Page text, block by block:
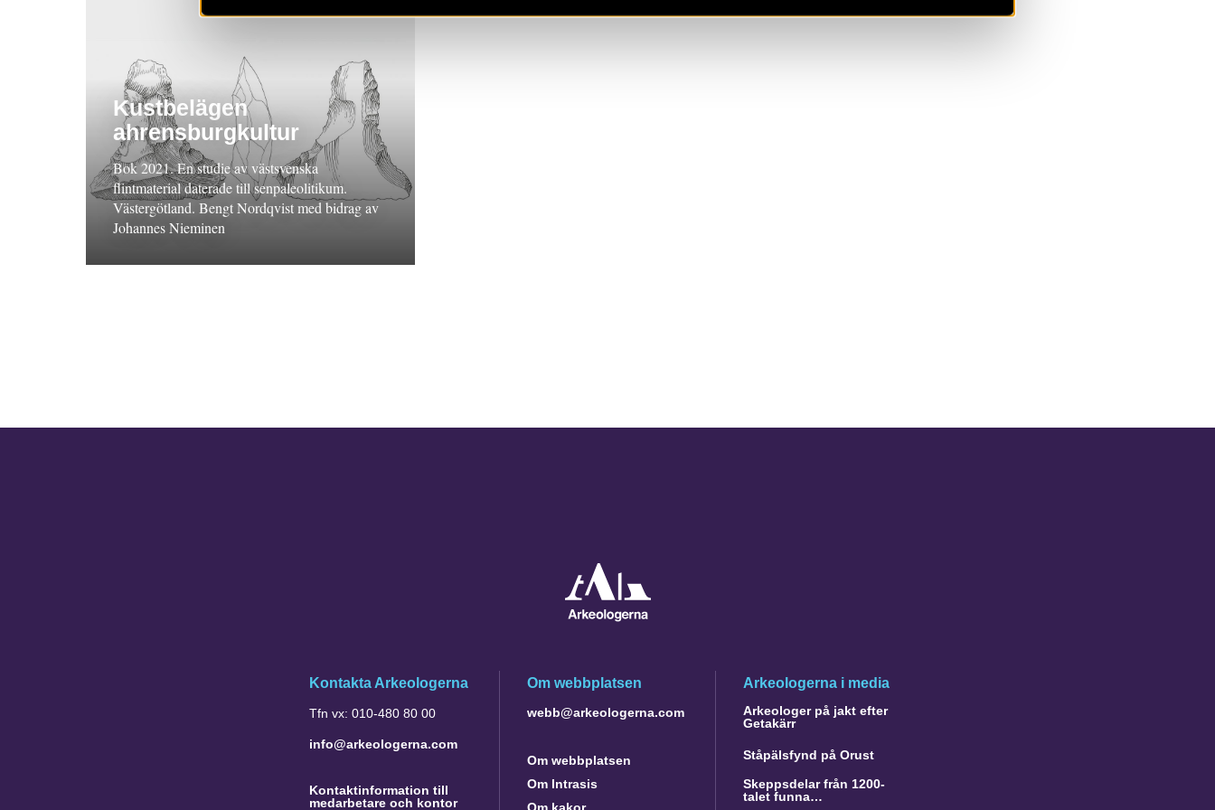
Kustbelägen
ahrensburgkultur
Bok 2021. En studie av västsvenska
flintmaterial daterade till senpaleolitikum.
Västergötland. Bengt Nordqvist med bidrag av
Johannes Nieminen
Kontakta Arkeologerna
Tfn vx: 010-480 80 00
info@arkeologerna.com
Kontaktinformation till
medarbetare och kontor
Om webbplatsen
webb@arkeologerna.com
Om webbplatsen
Om Intrasis
Om kakor
Arkeologerna i media
Arkeologer på jakt efter
Getakärr
Ståpälsfynd på Orust
Skeppsdelar från 1200-
talet funna…